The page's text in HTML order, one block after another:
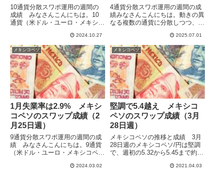
日週）
10通貨分散スワポ運用の週間の
成績 みなさんこんにちは。10
通貨（米ドル・ユーロ・メキシコ
ンド・ブラジルレアル・インドル
ピー・ポーランドズロチ・チェコ
コルナ・ハンガリーフォリント）
でスワップポイント運用をして
い...
2024.10.27
4通貨分散スワポ運用の週間の成
績みなさんこんにちは。動きの異
なる複数の通貨に分散しつつ、ハ
プポイント運用をしています。
2024年を通してほぼ10通貨で運
用していたものを徐々に規模縮小
して、4通貨（メキシコペソ・...
2025.07.01
メキシコペソ
1月失業率は2.9% メキシ
コペソのスワップ成績（2
月25日週）
9通貨分散スワポ運用の週間の成
績 みなさんこんにちは。9通貨
（米ドル・ユーロ・メキシコペ
ル・インドルピー・ポーランドズ
2024.03.02
メキシコペソ
堅調で5.4越え メキシコ
ペソのスワップ成績（3月
28日週）
メキシコペソの推移と成績 3月
28日週のメキシコペソ/円は堅調
で、週初の5.32から5.45まで約
のトルコリラのクラッシュにつら
2021.04.03